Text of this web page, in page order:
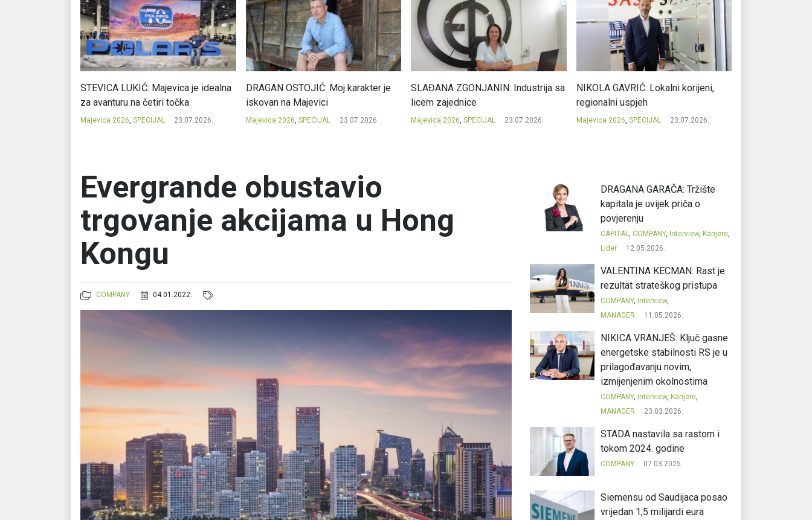
STEVICA LUKIĆ: Majevica je idealna
za avanturu na četiri točka
Majevica 2026, SPECIJAL 23.07.2026.
DRAGAN OSTOJIĆ: Moj karakter je
iskovan na Majevici
Majevica 2026, SPECIJAL 23.07.2026.
SLAĐANA ZGONJANIN: Industrija sa
licem zajednice
Majevica 2026, SPECIJAL 23.07.2026.
NIKOLA GAVRIĆ: Lokalni korijeni,
regionalni uspjeh
Majevica 2026, SPECIJAL 23.07.2026.
Evergrande obustavio
trgovanje akcijama u Hong
Kongu
COMPANY 04.01.2022.
DRAGANA GARAČA: Tržište
kapitala je uvijek priča o
povjerenju
CAPITAL,COMPANY, Interview, Karijere,
Lider
12.05.2026.
VALENTINA KECMAN: Rast je
rezultat strateškog pristupa
COMPANY, Interview,
MANAGER
11.05.2026.
NIKICA VRANJEŠ: Ključ gasne
energetske stabilnosti RS je u
prilagođavanju novim,
izmijenjenim okolnostima
COMPANY, Interview, Karijere,
MANAGER
23.03.2026.
STADA nastavila sa rastom i
tokom 2024. godine
COMPANY 07.03.2025.
Siemensu od Saudijaca posao
vrijedan 1,5 milijardi eura